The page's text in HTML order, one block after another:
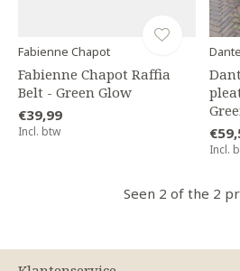
Fabienne Chapot
Fabienne Chapot Raffia
Belt - Green Glow
€39,99
Incl. btw
Incl.
Seen 2 of the 2